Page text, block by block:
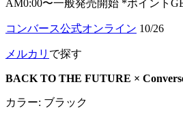
AM0:00〜一般発売開始 *ポイント
コンバース公式オンライン 10/26
メルカリ で探す
BACK TO THE FUTURE ×
カラー: ブラック